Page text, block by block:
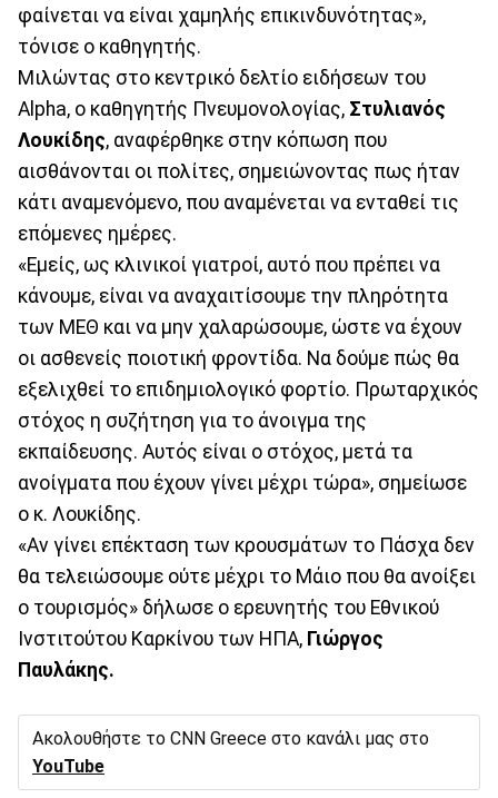
φαίνεται να είναι χαμηλής επικινδυνότητας»,
τόνισε ο καθηγητής.
Μιλώντας στο κεντρικό δελτίο ειδήσεων του
Alpha, ο καθηγητής Πνευμονολογίας, Στυλιανός
Λουκίδης, αναφέρθηκε στην κόπωση που
αισθάνονται οι πολίτες, σημειώνοντας πως ήταν
κάτι αναμενόμενο, που αναμένεται να ενταθεί τις
επόμενες ημέρες.
«Εμείς, ως κλινικοί γιατροί, αυτό που πρέπει να
κάνουμε, είναι να αναχαιτίσουμε την πληρότητα
των ΜΕΘ και να μην χαλαρώσουμε, ώστε να έχουν
οι ασθενείς ποιοτική φροντίδα. Να δούμε πώς θα
εξελιχθεί το επιδημιολογικό φορτίο. Πρωταρχικός
στόχος η συζήτηση για το άνοιγμα της
εκπαίδευσης. Αυτός είναι ο στόχος, μετά τα
ανοίγματα που έχουν γίνει μέχρι τώρα», σημείωσε
ο κ. Λουκίδης.
«Αν γίνει επέκταση των κρουσμάτων το Πάσχα δεν
θα τελειώσουμε ούτε μέχρι το Μάιο που θα ανοίξει
ο τουρισμός» δήλωσε ο ερευνητής του Εθνικού
Ινστιτούτου Καρκίνου των ΗΠΑ, Γιώργος
Παυλάκης.
Ακολουθήστε το CNN Greece στο κανάλι μας στο
YouTube